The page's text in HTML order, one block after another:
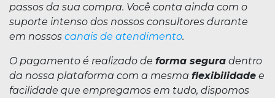
passos da sua compra. Você conta ainda com o
suporte intenso dos nossos consultores durante
em nossos canais de atendimento.
O pagamento é realizado de forma segura dentro
da nossa plataforma com a mesma flexibilidade e
facilidade que empregamos em tudo, dispomos